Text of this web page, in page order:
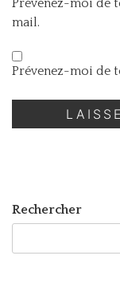
Prévenez-moi de
mail.
Prévenez-moi de
Rechercher